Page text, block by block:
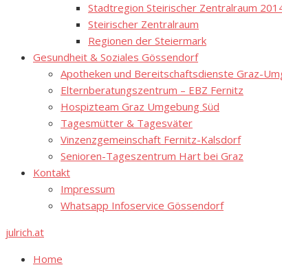
Stadtregion Steirischer Zentralraum
Steirischer Zentralraum
Regionen der Steiermark
Gesundheit & Soziales Gössendorf
Apotheken und Bereitschaftsdienste Graz-
Elternberatungszentrum – EBZ Fernitz
Hospizteam Graz Umgebung Süd
Tagesmütter & Tagesväter
Vinzenzgemeinschaft Fernitz-Kalsdorf
Senioren-Tageszentrum Hart bei Graz
Kontakt
Impressum
Whatsapp Infoservice Gössendorf
julrich.at
Home